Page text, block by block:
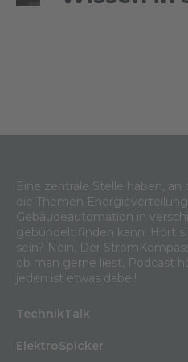
Eine zentrale Stelle haben,
die Themen
Gebäudeautomation in
gebündelt finden kann. Hört
sein? Nein. Der
ob man gerne liest, Podcast
jeden ist etwas dabei!
TechnikTalk
ElektroSpicker